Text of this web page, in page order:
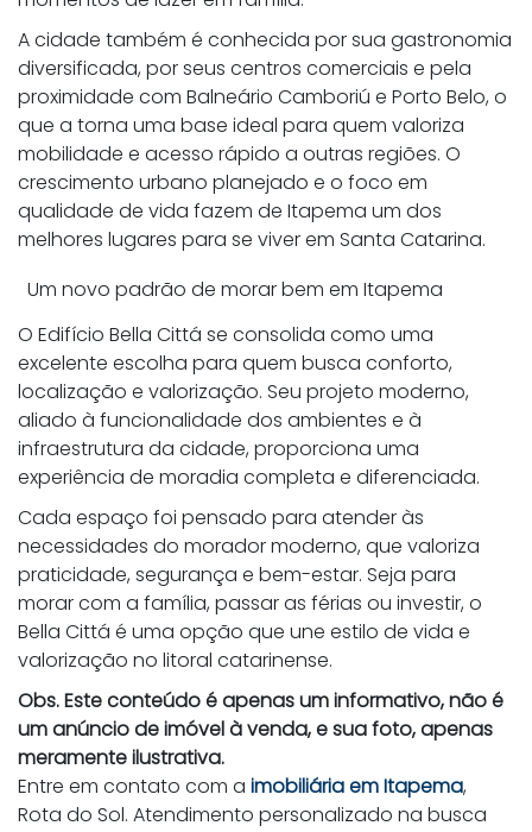
A cidade também é conhecida por sua gastronomia
diversificada, por seus centros comerciais e pela
proximidade com Balneário Camboriú e Porto Belo, o
que a torna uma base ideal para quem valoriza
mobilidade e acesso rápido a outras regiões. O
crescimento urbano planejado e o foco em
qualidade de vida fazem de Itapema um dos
melhores lugares para se viver em Santa Catarina.
Um novo padrão de morar bem em Itapema
O Edifício Bella Cittá se consolida como uma
excelente escolha para quem busca conforto,
localização e valorização. Seu projeto moderno,
aliado à funcionalidade dos ambientes e à
infraestrutura da cidade, proporciona uma
experiência de moradia completa e diferenciada.
Cada espaço foi pensado para atender às
necessidades do morador moderno, que valoriza
praticidade, segurança e bem-estar. Seja para
morar com a família, passar as férias ou investir, o
Bella Cittá é uma opção que une estilo de vida e
valorização no litoral catarinense.
Obs. Este conteúdo é apenas um informativo, não é
um anúncio de imóvel à venda, e sua foto, apenas
meramente ilustrativa.
Entre em contato com a imobiliária em Itapema,
Rota do Sol. Atendimento personalizado na busca